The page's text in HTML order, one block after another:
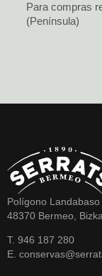
Para compras
(Península)
Polígono Landabaso
48370 Bermeo,
T. 946 187 280
E.